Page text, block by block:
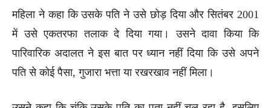
महिला ने कहा कि उसके पति ने उसे छोड़ दिया और सितंबर 2001
में उसे एकतरफा तलाक दे दिया गया। उसने दावा किया कि
पारिवारिक अदालत ने इस बात पर ध्यान नहीं दिया कि उसे अपने
पति से कोई पैसा, गुजारा भत्ता या रखरखाव नहीं मिला।